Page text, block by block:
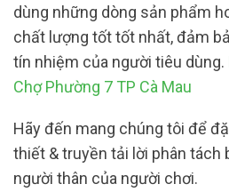
dùng những dòng sản phẩm
chất lượng tốt tốt nhất, đảm
tín nhiệm của người tiêu dùng.
Chợ Phường 7 TP Cà Mau
Hãy đến mang chúng tôi để
thiết & truyền tải lời phân tách
người thân của người chơi.